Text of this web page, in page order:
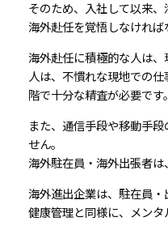
そのため、入社して以来
海外赴任を覚悟しなければ
海外赴任に積極的な人は
人は、不慣れな現地での
階で十分な精査が必要です。
また、通信手段や移動手
せん。
海外駐在員・海外出張者は
海外進出企業は、駐在員・
健康管理と同様に、メンタ